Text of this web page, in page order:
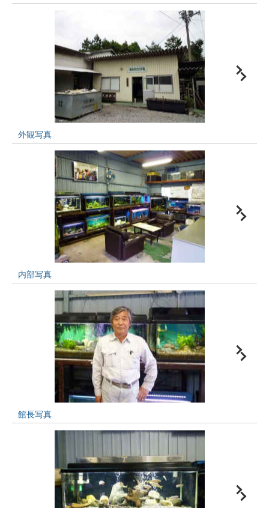
外観写真
内部写真
館長写真